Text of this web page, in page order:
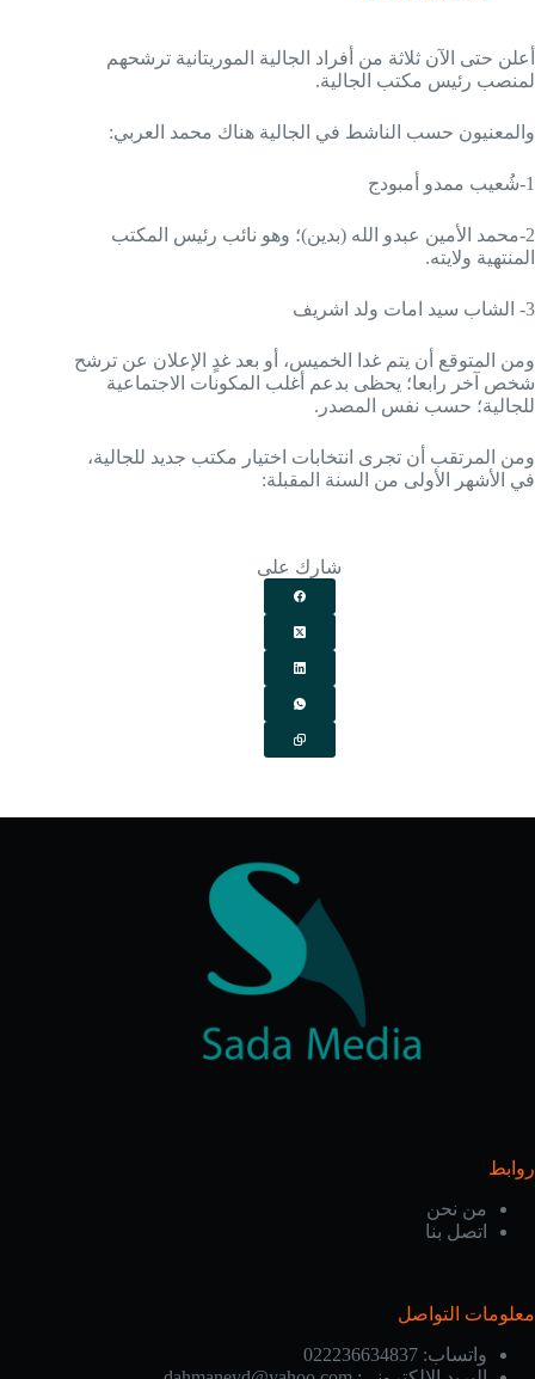
أعلن حتى الآن ثلاثة من أفراد الجالية الموريتانية ترشحهم
لمنصب رئيس مكتب الجالية.
والمعنيون حسب الناشط في الجالية هناك محمد العربي:
1-شُعيب ممدو أمبودج
2-محمد الأمين عبدو الله (بدين)؛ وهو نائب رئيس المكتب
المنتهية ولايته.
3- الشاب سيد امات ولد اشريف
ومن المتوقع أن يتم غدا الخميس، أو بعد غدٍ الإعلان عن ترشح
شخص آخر رابعا؛ يحظى بدعم أغلب المكونات الاجتماعية
للجالية؛ حسب نفس المصدر.
ومن المرتقب أن تجرى انتخابات اختيار مكتب جديد للجالية،
في الأشهر الأولى من السنة المقبلة:
شارك على
روابط
من نحن
اتصل بنا
معلومات التواصل
واتساب: 022236634837